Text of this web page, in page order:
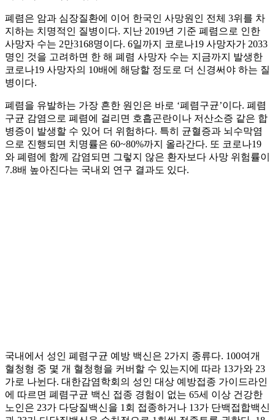
폐렴은 암과 심장질환에 이어 한국인 사망원인 전체 3위를 차
지하는 치명적인 질병이다. 지난 2019년 기준 폐렴으로 인한
사망자 수는 2만3168명이다. 6일까지 코로나19 사망자가 2033
명인 것을 고려하면 한 해 폐렴 사망자 수는 지금까지 발생한
코로나19 사망자의 10배에 해당할 정도로 더 신경써야 하는 질
병이다.
폐렴을 유발하는 가장 흔한 원인은 바로 ‘폐렴구균’이다. 폐렴
구균 감염으로 폐렴에 걸리면 호흡곤란이나 저산소증 같은 합
병증이 발생할 수 있어 더 위험하다. 특히 균혈증과 뇌수막염
으로 진행되면 치명률은 60~80%까지 올라간다. 또 코로나19
와 폐렴에 함께 감염되면 그렇지 않은 환자보다 사망 위험률이
7.8배 높아진다는 국내외 연구 결과도 있다.
국내에서 성인 폐렴구균 예방 백신은 2가지 종류다. 100여개
혈청형 중 몇 개 혈청형을 커버할 수 있는지에 따라 13가와 23
가로 나뉜다. 대한감염학회의 성인 대상 예방접종 가이드라인
에 따르면 폐렴구균 백신 접종 경험이 없는 65세 이상 건강한
노인은 23가 다당질백신을 1회 접종하거나 13가 단백접합백신